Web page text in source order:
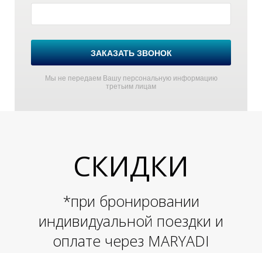
ЗАКАЗАТЬ ЗВОНОК
Мы не передаем Вашу персональную информацию
третьим лицам
СКИДКИ
*при бронировании
индивидуальной поездки и
оплате через MARYADI